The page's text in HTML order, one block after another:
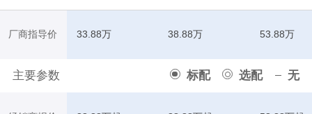
厂商指导价
主要参数 标配 选配 无
33.88万 38.88万 53.88万